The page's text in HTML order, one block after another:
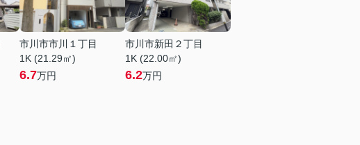
市川市市川１丁目
1K (21.29㎡)
6.7万円
市川市新田２丁目
1K (22.00㎡)
6.2万円